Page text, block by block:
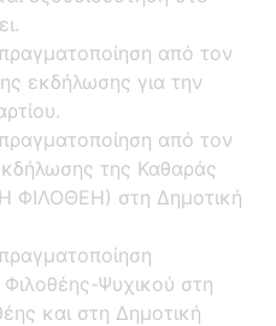
από τον
εκδήλωσης για την
από τον
της Καθαράς
ΦΙΛΟΘΕΗ) στη Δημοτική
Ψυχικού στη
και στη Δημοτική